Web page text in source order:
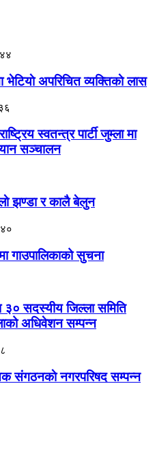
भेटियाे अपरिचित व्यक्तिकाे लास
स्वतन्त्र पार्टी जुम्ला मा
सञ्चालन
झण्डा र कालै बेलुन
गाउपालिकाको सुचना
३० सदस्यीय जिल्ला समिति
अधिवेशन सम्पन्न
संगठनकाे नगरपरिषद सम्पन्न